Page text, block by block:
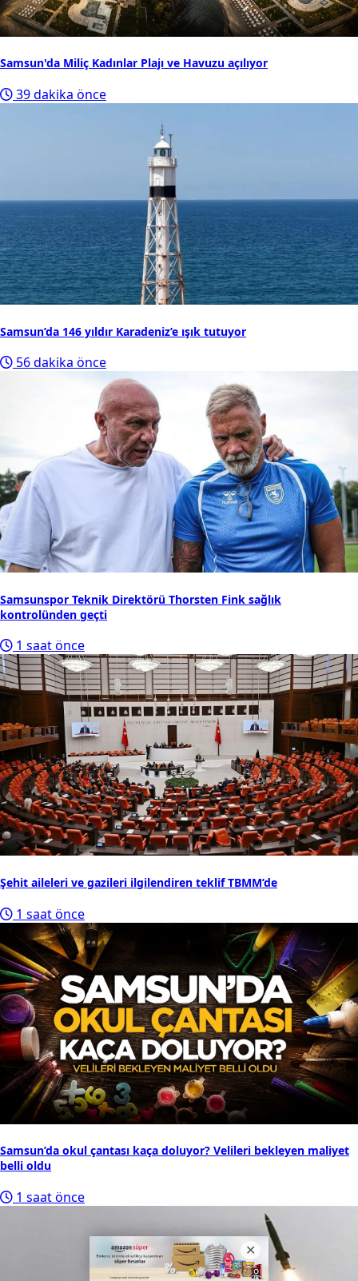
Samsun'da Miliç Kadınlar Plajı ve Havuzu açılıyor
39 dakika önce
Samsun’da 146 yıldır Karadeniz’e ışık tutuyor
56 dakika önce
Samsunspor Teknik Direktörü Thorsten Fink sağlık
kontrolünden geçti
1 saat önce
Şehit aileleri ve gazileri ilgilendiren teklif TBMM’de
1 saat önce
Samsun’da okul çantası kaça doluyor? Velileri bekleyen maliyet
belli oldu
1 saat önce